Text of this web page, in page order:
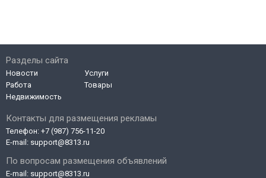
Контакты для размещения рекламы
Телефон: +7 (987) 756-11-20
E-mail: support@8313.ru
По вопросам размещения объявлений
E-mail: support@8313.ru
Разделы сайта
Новости
Работа
Недвижимость
Услуги
Товары